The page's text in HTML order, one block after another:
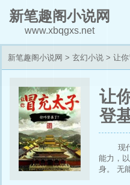
新笔趣阁小说网
www.xbqgxs.net
新笔趣阁小说网 > 玄幻小说 > 让
让
登
现
能力，
身。 无